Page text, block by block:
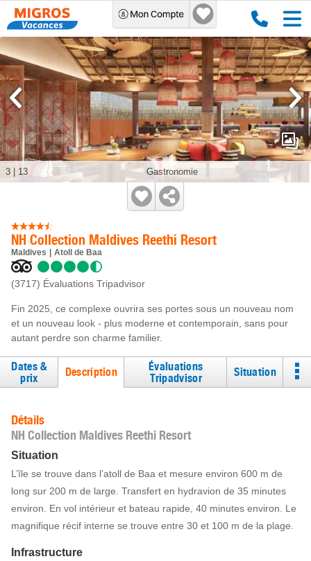
NH Collection Maldives Reethi Resort
Maldives Atoll de Baa
(3717) Évaluations Tripadvisor
Fin 2025, ce complexe ouvrira ses portes sous un nouveau nom
et un nouveau look - plus moderne et contemporain, sans pour
autant perdre son charme familier.
Gastronomie
3 13
Dates &
prix
Description
Évaluations
Tripadvisor
Situation
Détails
NH Collection Maldives Reethi Resort
Situation
L’île se trouve dans l’atoll de Baa et mesure environ 600 m de
long sur 200 m de large. Transfert en hydravion de 35 minutes
environ. En vol intérieur et bateau rapide, 40 minutes environ. Le
magnifique récif interne se trouve entre 30 et 100 m de la plage.
Infrastructure